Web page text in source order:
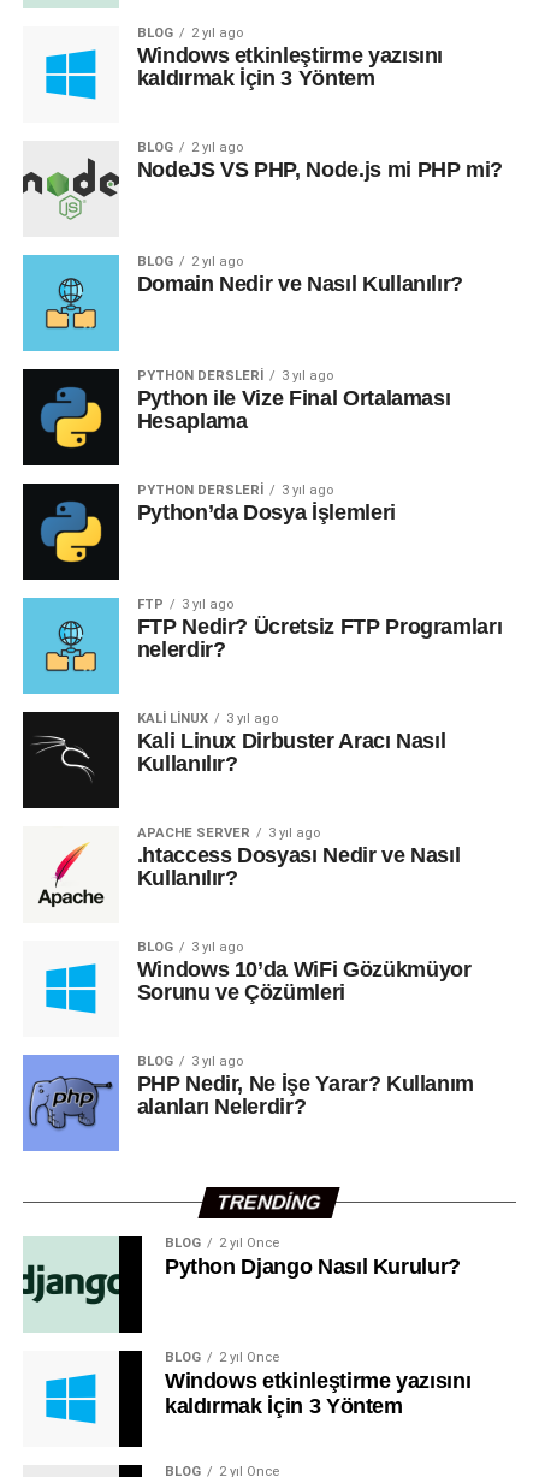
Django‘yu kurmadan önce bazı ön gereksinimlere sahip
olmanız gerekmektedir:
Python’ın yüklü olması
Pip (Python paket yöneticisi)
Django Nasıl Kurulur?
Django‘yu kurmak için şu adımları izleyin:
1. Sanal Ortam Oluşturma
Sanal ortamlar, projelerinizin bağımlılıklarını izole etmek
için kullanışlıdır. Böylece her proje kendi bağımlılıklarını
yönetebilir. Sanal ortam oluşturmak için terminal veya
komut istemcisinde şu komutu kullanın:
python -m venv myenv
myenv‘ yerine istediğiniz bir isim verebilirsiniz.
2. Sanal Ortamı Etkinleştirme
Sanal ortamı etkinleştirmek için aşağıdaki komutları
kullanın:
Windows
myenv\Scripts\activate
MacOS ve Linux:
source myenv/bin/activate
3. Django Kurulumu
Sanal ortam etkinleştirildikten sonra
pip install django
kurulduktan sonra yeni bir proje oluşturmak için
aşağıdaki komutu kullanın:
sdjango-admin startproject myproject
‘ yerine proje adınızı yazabilirsiniz.
5. Geliştirme Sunucusunu Başlatma
BLOG 2 yıl ago
Windows etkinleştirme yazısını
kaldırmak İçin 3 Yöntem
BLOG 2 yıl ago
NodeJS VS PHP, Node.js mi PHP mi?
BLOG 2 yıl ago
Domain Nedir ve Nasıl Kullanılır?
PYTHON DERSLERI 3 yıl ago
Python ile Vize Final Ortalaması
Hesaplama
PYTHON DERSLERI 3 yıl ago
Python’da Dosya İşlemleri
FTP 3 yıl ago
FTP Nedir? Ücretsiz FTP Programları
nelerdir?
KALI LINUX 3 yıl ago
Kali Linux Dirbuster Aracı Nasıl
Kullanılır?
APACHE SERVER 3 yıl ago
.htaccess Dosyası Nedir ve Nasıl
Kullanılır?
BLOG 3 yıl ago
Windows 10’da WiFi Gözükmüyor
Sorunu ve Çözümleri
BLOG 3 yıl ago
PHP Nedir, Ne İşe Yarar? Kullanım
alanları Nelerdir?
TRENDING
BLOG 2 yıl Önce
Python Django Nasıl Kurulur?
BLOG 2 yıl Önce
Windows etkinleştirme yazısını
kaldırmak İçin 3 Yöntem
BLOG 2 yıl Önce